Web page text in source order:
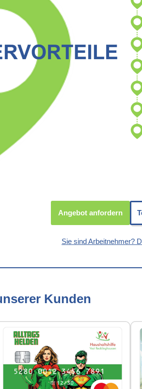
Angebot anfordern
Sie sind Arbeitnehmer?
Kunden